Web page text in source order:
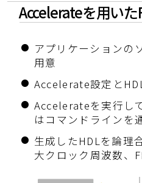
Accelerateを用い
アプリケーションの
用意
Accelerate設定と
Accelerateを実行し
はコマンドラインを
生成したHDLを論理
大クロック周波数、